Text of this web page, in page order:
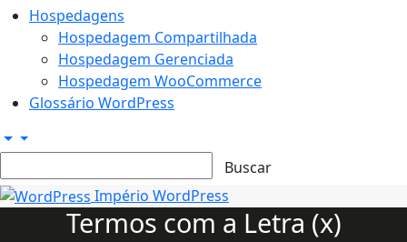
Hospedagens
Hospedagem Compartilhada
Hospedagem Gerenciada
Hospedagem WooCommerce
Glossário WordPress
Império WordPress
Termos com a Letra (x)